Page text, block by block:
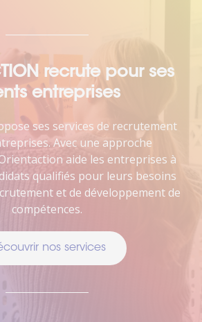
recrute pour ses
entreprises
ses services de recrutement
Avec une approche
aide les entreprises à
qualifiés pour leurs besoins
et de développement de
compétences.
nos services